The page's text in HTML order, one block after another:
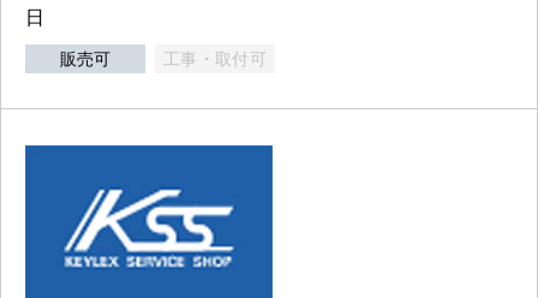
日
販売可 工事・取付可